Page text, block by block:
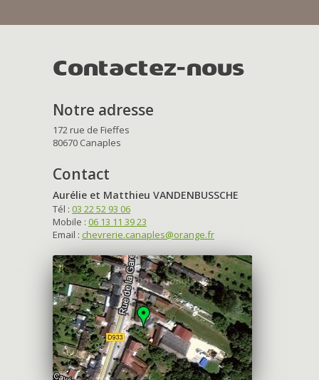
Contactez-nous
Notre adresse
172 rue de Fieffes
80670 Canaples
Contact
Aurélie et Matthieu VANDENBUSSCHE
Tél : 03 22 52 93 06
Mobile : 06 13 11 39 23
Email : chevrerie.canaples@orange.fr